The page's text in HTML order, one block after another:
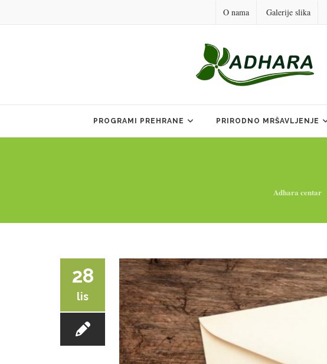
O nama Galerije slika
PROGRAMI PREHRANE PRIRODNO MRŠAVLJENJE
Adhara centar
28
lis